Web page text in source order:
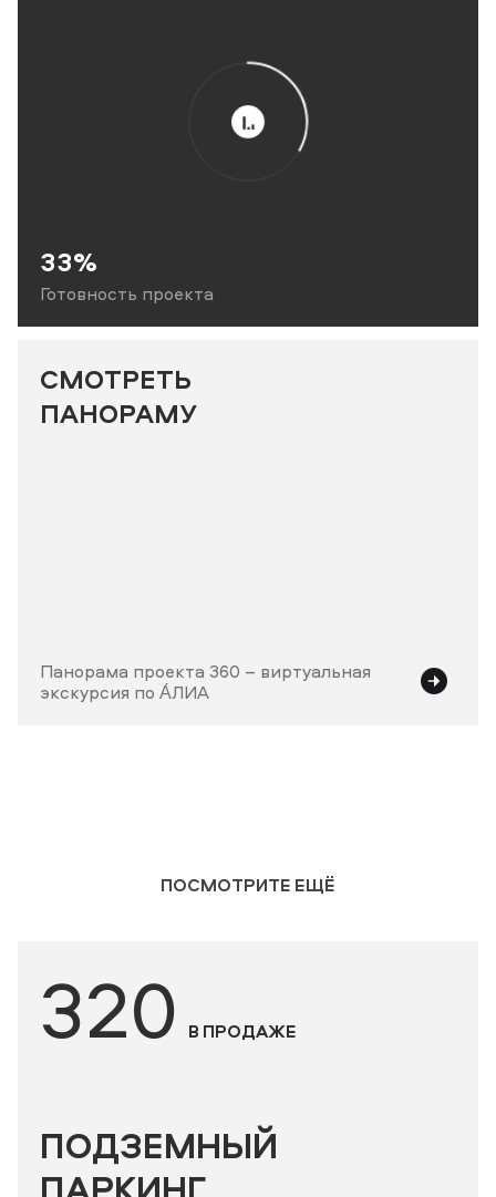
33%
Готовность проекта
СМОТРЕТЬ
ПАНОРАМУ
Панорама проекта 360 – виртуальная
экскурсия по А́ЛИА
ПОСМОТРИТЕ ЕЩЁ
ПОДЗЕМНЫЙ
320 В ПРОДАЖЕ